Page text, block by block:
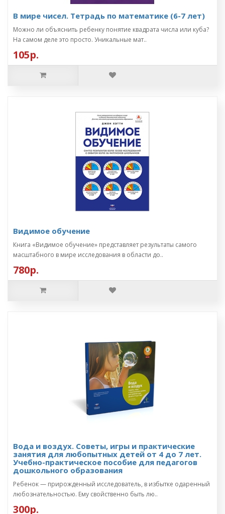
В мире чисел. Тетрадь по математике (6-7 лет)
Можно ли объяснить ребенку понятие квадрата числа или куба?
На самом деле это просто. Уникальные мат..
105р.
Видимое обучение
Книга «Видимое обучение» представляет результаты самого
масштабного в мире исследования в области до..
780р.
Вода и воздух. Советы, игры и практические
занятия для любопытных детей от 4 до 7 лет.
Учебно-практическое пособие для педагогов
дошкольного образования
Ребенок — прирожденный исследователь, в избытке одаренный
любознательностью. Ему свойственно быть лю..
300р.